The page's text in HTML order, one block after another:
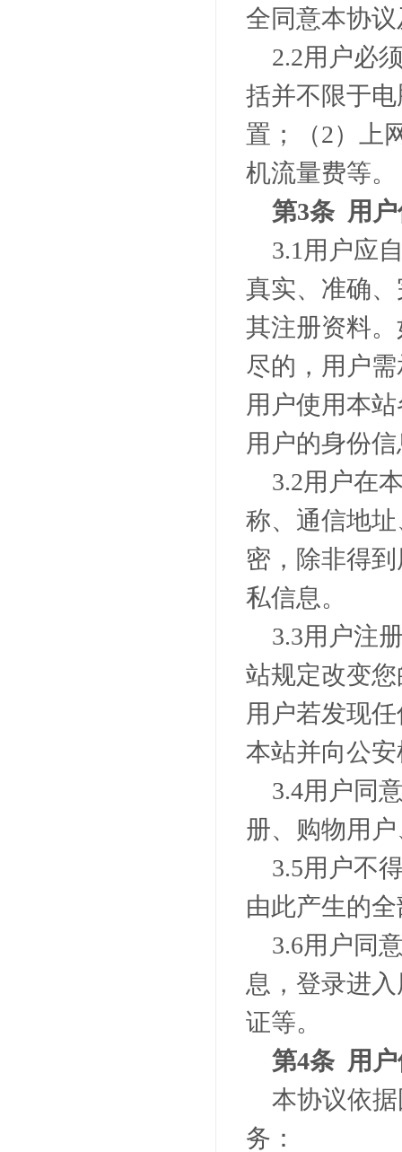
全同意本协
2.2用户必
括并不限于
置；（2）上
机流量费等。
第3条 用户
3.1 用户应
真实、准确
其注册资料
尽的，用户
用户使用本
用户的身份
3.2用户在
称、通信地
密，除非得
私信息。
3.3用户注
站规定改变
用户若发现
本站并向公
3.4用户同
册、购物用
3.5用户不
由此产生的
3.6用户同
息，登录进
证等。
第4条 用户
本协议依
务：